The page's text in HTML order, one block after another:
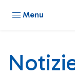
Menu